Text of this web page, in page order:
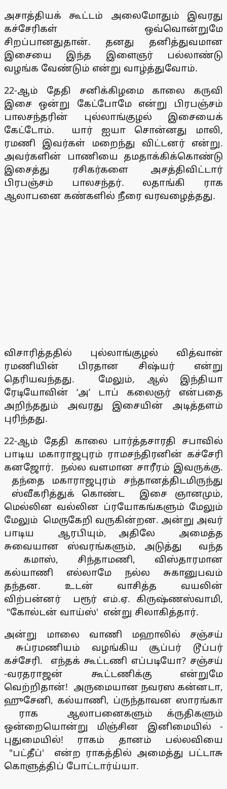
அசாத்தியக் கூட்டம் அலைமோதும் இவரது
கச்சேரிகள் ஒவ்வொன்றுமே
சிறப்பானதுதான். தனது தனித்துவமான
இசையை இந்த இளைஞர் பல்லாண்டு
வழங்க வேண்டும் என்று வாழ்த்துவோம்.
22-ஆம் தேதி சனிக்கிழமை காலை கருவி
இசை ஒன்று கேட்போமே என்று பிரபஞ்சம்
பாலசந்தரின் புல்லாங்குழல் இசையைக்
கேட்டோம். யார் ஐயா சொன்னது மாலி,
ரமணி இவர்கள் மறைந்து விட்டனர் என்று.
அவர்களின் பாணியை தமதாக்கிக்கொண்டு
இசைத்து ரசிகர்களை அசத்திவிட்டார்
பிரபஞ்சம் பாலசந்தர். லதாங்கி ராக
ஆலாபனை கண்களில் நீரை வரவழைத்தது.
விசாரித்ததில் புல்லாங்குழல் வித்வான்
ரமணியின் பிரதான சிஷ்யர் என்று
தெரியவந்தது. மேலும், ஆல் இந்தியா
ரேடியோவின் ‘அ’ டாப் கலைஞர் என்பதை
அறிந்ததும் அவரது இசையின் அடித்தளம்
புரிந்தது.
22-ஆம் தேதி காலை பார்த்தசாரதி சபாவில்
பாடிய மகாராஜபுரம் ராமசந்திரனின் கச்சேரி
கனஜோர். நல்ல வளமான சாரீரம் இவருக்கு.
தந்தை மகாராஜபுரம் சந்தானத்திடமிருந்து
ஸ்வீகரித்துக் கொண்ட இசை ஞானமும்,
மெல்லின வல்லின ப்ரயோகங்களும் மேலும்
மேலும் மெருகேறி வருகின்றன. அன்று அவர்
பாடிய ஆரபியும், அதிலே அமைத்த
சுவையான ஸ்வரங்களும், அடுத்து வந்த
கமாஸ், சிந்தாமணி, விஸ்தாரமான
கல்யாணி எல்லாமே நல்ல சுகானுபவம்
தந்தன. உடன் வாசித்த வயலின்
விற்பன்னர் பரூர் எம்.ஏ. கிருஷ்ணஸ்வாமி,
"கோல்டன் வாய்ஸ்' என்று சிலாகித்தார்.
அன்று மாலை வாணி மஹாலில் சஞ்சய்
சுப்ரமணியம் வழங்கிய சூப்பர் டூப்பர்
கச்சேரி. எந்தக் கூட்டணி எப்படியோ? சஞ்சய்
-வரதராஜன் கூட்டணிக்கு என்றுமே
வெற்றிதான்! அருமையான நவரஸ கன்னடா,
ஹுசேனி, கல்யாணி, ப்ருந்தாவன ஸாரங்கா
ராக ஆலாபனைகளும் க்ருதிகளும்
ஒன்றையொன்று மிஞ்சின இனிமையில் -
புதுமையில்! ராகம் தானம் பல்லவியை
"பட்தீப்' என்ற ராகத்தில் அமைத்து பட்டாசு
கொளுத்திப் போட்டார்ய்யா.